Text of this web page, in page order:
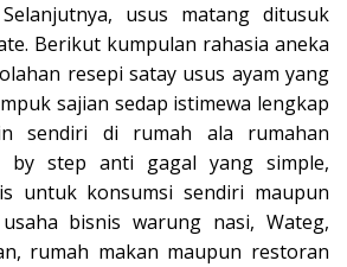
usus matang ditusuk
Berikut kumpulan rahasia aneka
resepi satay usus ayam yang
sajian sedap istimewa lengkap
sendiri di rumah ala rumahan
by step anti gagal yang simple,
untuk konsumsi sendiri maupun
bisnis warung nasi, Wateg,
rumah makan maupun restoran